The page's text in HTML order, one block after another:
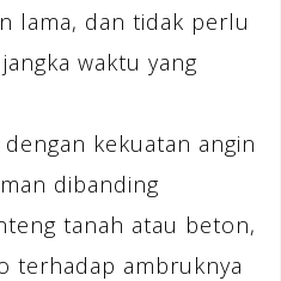
lama, dan tidak perlu
waktu yang
kekuatan angin
dibanding
tanah atau beton,
terhadap ambruknya